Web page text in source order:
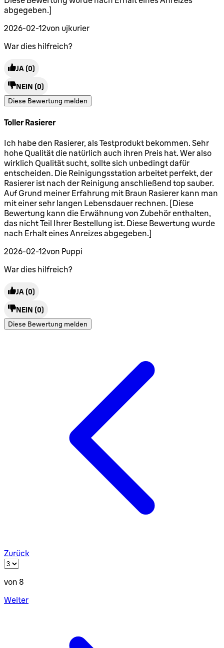
abgegeben.]
2026-02-12von ujkurier
War dies hilfreich?
JA (0)
NEIN (0)
Diese Bewertung melden
Toller Rasierer
4 Sterne von maximal 5
Ich habe den Rasierer, als Testprodukt bekommen. Sehr
hohe Qualität die natürlich auch ihren Preis hat. Wer also
wirklich Qualität sucht, sollte sich unbedingt dafür
entscheiden. Die Reinigungsstation arbeitet perfekt, der
Rasierer ist nach der Reinigung anschließend top sauber.
Auf Grund meiner Erfahrung mit Braun Rasierer kann man
mit einer sehr langen Lebensdauer rechnen. [Diese
Bewertung kann die Erwähnung von Zubehör enthalten,
das nicht Teil Ihrer Bestellung ist. Diese Bewertung wurde
nach Erhalt eines Anreizes abgegeben.]
2026-02-12von Puppi
War dies hilfreich?
JA (0)
NEIN (0)
Diese Bewertung melden
Zurück
von 8
Weiter